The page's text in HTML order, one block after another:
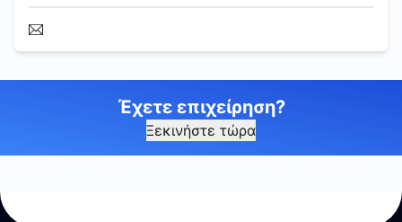
Έχετε επιχείρηση?
Ξεκινήστε τώρα